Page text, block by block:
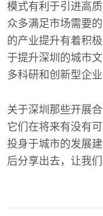
模式有利于引进高
众多满足市场需要
的产业提升有着积
于提升深圳的城市
多科研和创新型企
关于深圳那些开展
它们在将来有没有
投身于城市的发展
后分享出去，让我